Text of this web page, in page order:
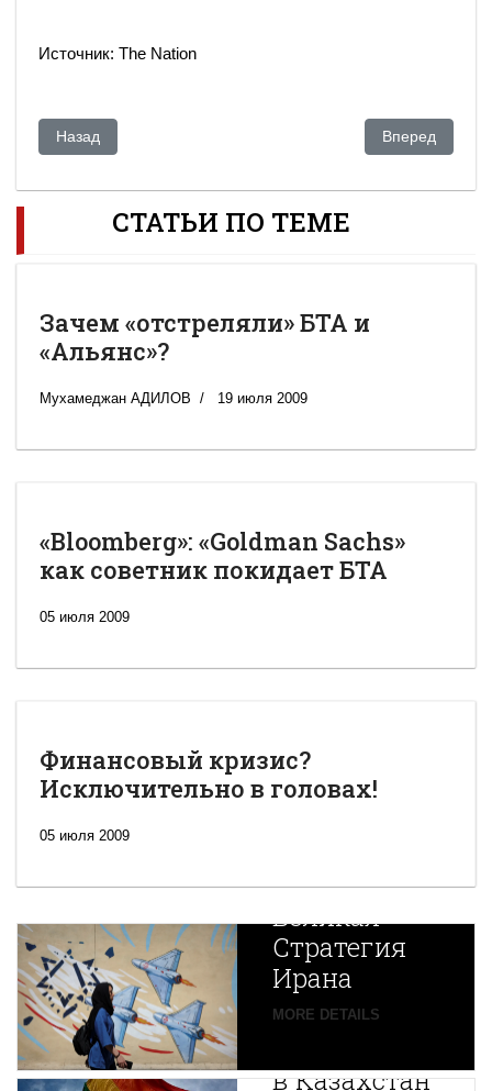
Источник: The Nation
Предыдущий: Почему легендарный клан богачей
Назад Следующий:
Вперед
СТАТЬИ ПО ТЕМЕ
Зачем «отстреляли» БТА и
«Альянс»?
Мухамеджан АДИЛОВ 19 июля 2009
«Bloomberg»: «Goldman Sachs»
как советник покидает БТА
05 июля 2009
Финансовый кризис?
Исключительно в головах!
05 июля 2009
Новая
Великая
Стратегия
Ирана
MORE DETAILS
Путин
в Казахстан